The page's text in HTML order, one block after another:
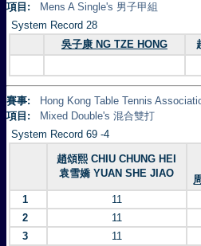
項目:
Mens A Single's 男子甲組
System Record 28
吳子康 NG TZE HONG
賽事:
Hong Kong Table Tennis
項目:
Mixed Double's 混合雙打
System Record 69 -4
趙頌熙 CHIU CHUNG HEI
袁雪嬌 YUAN SHE JIAO
1
11
2
11
3
11